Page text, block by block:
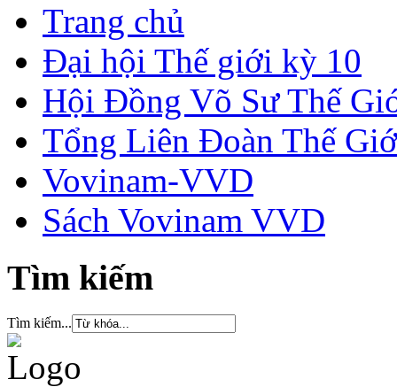
Trang chủ
Đại hội Thế giới kỳ 10
Hội Đồng Võ Sư Thế
Tổng Liên Đoàn Thế
Vovinam-VVD
Sách Vovinam VVD
Tìm kiếm
Tìm kiếm...